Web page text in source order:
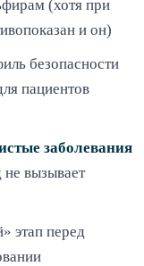
(хотя при
и он)
безопасности
пациентов
заболевания
вызывает
этап перед